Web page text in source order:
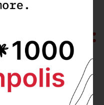
senato
Febbraio 2023)
il governo
anche